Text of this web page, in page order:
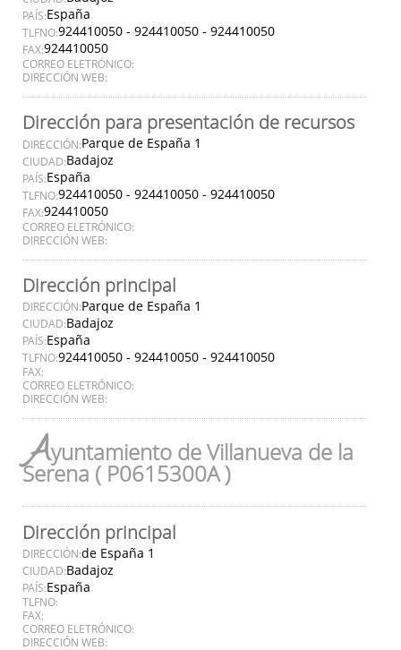
PAÍS:España
TLFNO:924410050 - 924410050 - 924410050
FAX:924410050
CORREO ELETRÓNICO:
DIRECCIÓN WEB:
Dirección para presentación de recursos
DIRECCIÓN:Parque de España 1
CIUDAD:Badajoz
PAÍS:España
TLFNO:924410050 - 924410050 - 924410050
FAX:924410050
CORREO ELETRÓNICO:
DIRECCIÓN WEB:
Dirección principal
DIRECCIÓN:Parque de España 1
CIUDAD:Badajoz
PAÍS:España
TLFNO:924410050 - 924410050 - 924410050
FAX:
CORREO ELETRÓNICO:
DIRECCIÓN WEB:
Ayuntamiento de Villanueva de la
Serena ( P0615300A )
Dirección principal
DIRECCIÓN:de España 1
CIUDAD:Badajoz
PAÍS:España
TLFNO:
FAX:
CORREO ELETRÓNICO:
DIRECCIÓN WEB: